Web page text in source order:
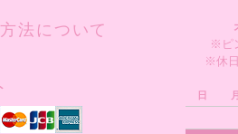
法について
※ピ
※休
日
月